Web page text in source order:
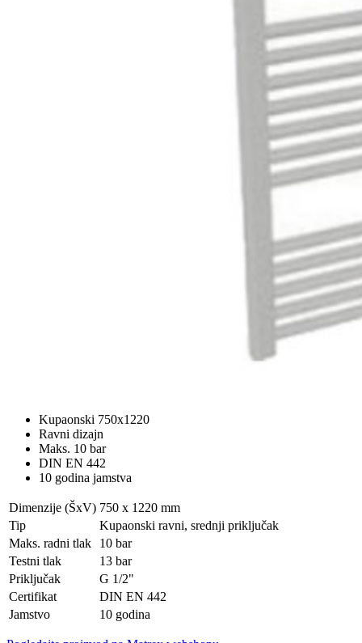
Kupaonski 750x1220
Ravni dizajn
Maks. 10 bar
DIN EN 442
10 godina jamstva
Dimenzije (ŠxV) 750 x 1220 mm
Tip
Kupaonski ravni, srednji priključak
Maks. radni tlak
10 bar
Testni tlak
13 bar
Priključak
G 1/2"
Certifikat
DIN EN 442
Jamstvo
10 godina